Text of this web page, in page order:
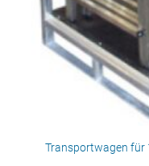
Transportwagen für